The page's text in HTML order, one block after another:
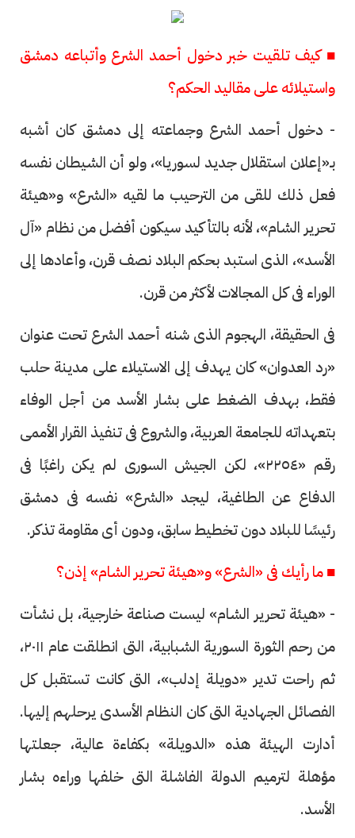
■ كيف تلقيت خبر دخول أحمد الشرع وأتباعه دمشق
واستيلائه على مقاليد الحكم؟
- دخول أحمد الشرع وجماعته إلى دمشق كان أشبه
بـ«إعلان استقلال جديد لسوريا»، ولو أن الشيطان نفسه
فعل ذلك للقى من الترحيب ما لقيه «الشرع» و«هيئة
تحرير الشام»، لأنه بالتأكيد سيكون أفضل من نظام «آل
الأسد»، الذى استبد بحكم البلاد نصف قرن، وأعادها إلى
الوراء فى كل المجالات لأكثر من قرن.
فى الحقيقة، الهجوم الذى شنه أحمد الشرع تحت عنوان
«رد العدوان» كان يهدف إلى الاستيلاء على مدينة حلب
فقط، بهدف الضغط على بشار الأسد من أجل الوفاء
بتعهداته للجامعة العربية، والشروع فى تنفيذ القرار الأممى
رقم «٢٢٥٤»، لكن الجيش السورى لم يكن راغبًا فى
الدفاع عن الطاغية، ليجد «الشرع» نفسه فى دمشق
رئيسًا للبلاد دون تخطيط سابق، ودون أى مقاومة تذكر.
■ ما رأيك فى «الشرع» و«هيئة تحرير الشام» إذن؟
- «هيئة تحرير الشام» ليست صناعة خارجية، بل نشأت
من رحم الثورة السورية الشبابية، التى انطلقت عام ٢٠١١،
ثم راحت تدير «دويلة إدلب»، التى كانت تستقبل كل
الفصائل الجهادية التى كان النظام الأسدى يرحلهم إليها.
أدارت الهيئة هذه «الدويلة» بكفاءة عالية، جعلتها
مؤهلة لترميم الدولة الفاشلة التى خلفها وراءه بشار
الأسد.